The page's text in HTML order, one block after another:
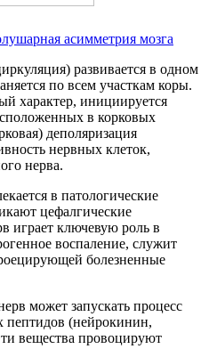
асимметрия мозга
развивается в одном
по всем участкам коры.
характер, инициируется
в корковых
деполяризация
нервных клеток,
нерва.
в патологические
цефалгические
играет ключевую роль в
воспаление, служит
болезненные
может запускать процесс
пептидов (нейрокинин,
вещества провоцируют